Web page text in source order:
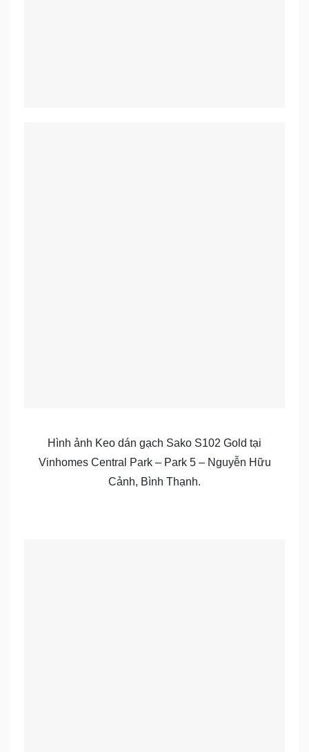
Hình ảnh Keo dán gạch Sako S102 Gold tại
Vinhomes Central Park – Park 5 – Nguyễn Hữu
Cảnh, Bình Thạnh.